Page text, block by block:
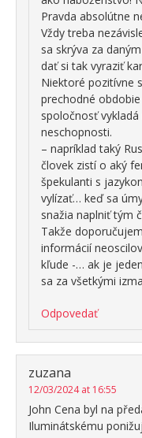
Pravda absolútne
Vždy treba
sa skrýva za
dať si tak vyraziť
Niektoré pozitívne
prechodné
spoločnosť
neschopnosti.
– napríklad taký
človek zistí o aký
špekulanti s
vylízať… keď sa
snažia naplniť tým
Takže
informácií
kľude -… ak je
sa za všetkými
Odpovedať
zuzana
12/03/2024 at 16:55
John Cena byl na
Iluminátskému